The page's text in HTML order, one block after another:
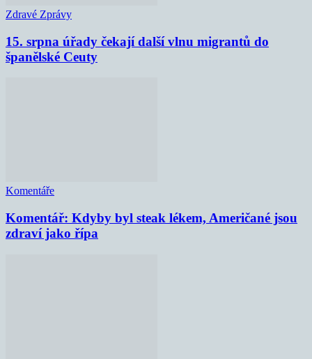
Zdravé Zprávy
15. srpna úřady čekají další vlnu migrantů do
španělské Ceuty
Komentáře
Komentář: Kdyby byl steak lékem, Američané jsou
zdraví jako řípa